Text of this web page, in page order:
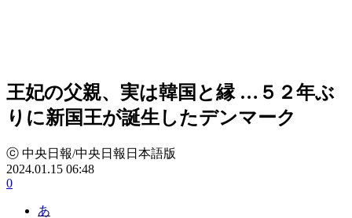
王妃の父親、実は韓国と縁 …５２年ぶ
りに新国王が誕生したデンマーク
ⓒ 中央日報/中央日報日本語版
2024.01.15 06:48
0
あ